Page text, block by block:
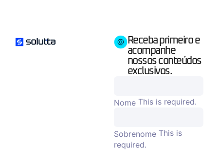
Receba primeiro e
acompanhe
nossos conteúdos
exclusivos.
Nome This is required.
Sobrenome This is
required.